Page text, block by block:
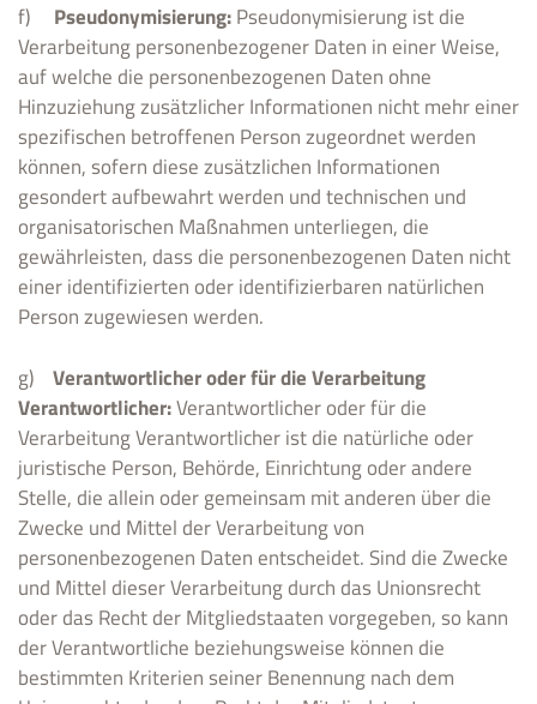
f) Pseudonymisierung:Pseudonymisierung ist die
Verarbeitung personenbezogener Daten in einer Weise,
auf welche die personenbezogenen Daten ohne
Hinzuziehung zusätzlicher Informationen nicht mehr einer
spezifischen betroffenen Person zugeordnet werden
können, sofern diese zusätzlichen Informationen
gesondert aufbewahrt werden und technischen und
organisatorischen Maßnahmen unterliegen, die
gewährleisten, dass die personenbezogenen Daten nicht
einer identifizierten oder identifizierbaren natürlichen
Person zugewiesen werden.
g) Verantwortlicher oder für die Verarbeitung
Verantwortlicher:Verantwortlicher oder für die
Verarbeitung Verantwortlicher ist die natürliche oder
juristische Person, Behörde, Einrichtung oder andere
Stelle, die allein oder gemeinsam mit anderen über die
Zwecke und Mittel der Verarbeitung von
personenbezogenen Daten entscheidet. Sind die Zwecke
und Mittel dieser Verarbeitung durch das Unionsrecht
oder das Recht der Mitgliedstaaten vorgegeben, so kann
der Verantwortliche beziehungsweise können die
bestimmten Kriterien seiner Benennung nach dem